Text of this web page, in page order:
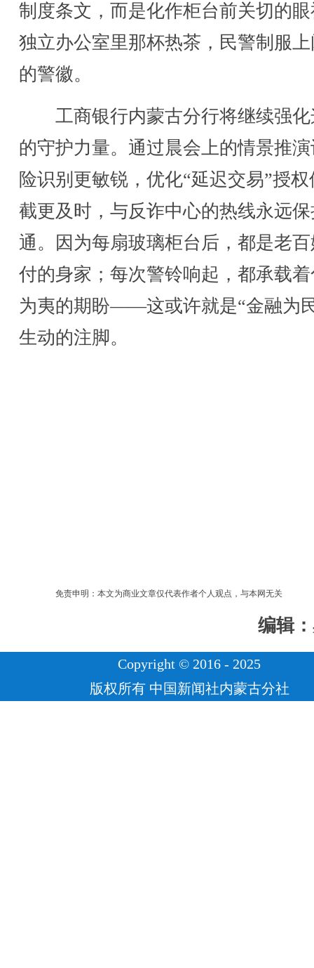
制度条文，而是化作柜台前关切的
独立办公室里那杯热茶，民警制服
的警徽。
工商银行内蒙古分行将继续强化
的守护力量。通过晨会上的情景推
险识别更敏锐，优化“延迟交易”授权
截更及时，与反诈中心的热线永远
通。因为每扇玻璃柜台后，都是老
付的身家；每次警铃响起，都承载
为夷的期盼——这或许就是“金融为
生动的注脚。
免责申明：本文为商业文章仅代表作者个人观点，与本网无关
编辑
Copyright © 2016 - 2025
版权所有 中国新闻社内蒙古分社